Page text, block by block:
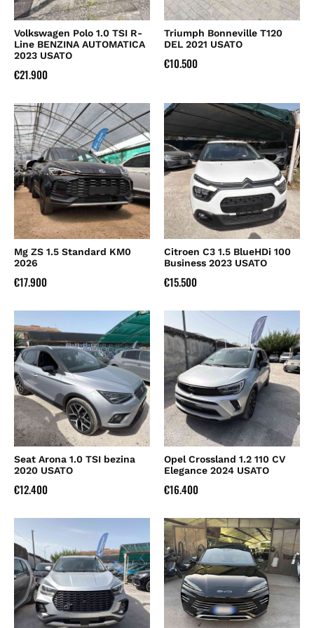
Volkswagen Polo 1.0 TSI R-
Line BENZINA AUTOMATICA
2023 USATO
€21.900
Triumph Bonneville T120
DEL 2021 USATO
€10.500
Mg ZS 1.5 Standard KM0
2026
€17.900
Citroen C3 1.5 BlueHDi 100
Business 2023 USATO
€15.500
Seat Arona 1.0 TSI bezina
2020 USATO
€12.400
Opel Crossland 1.2 110 CV
Elegance 2024 USATO
€16.400